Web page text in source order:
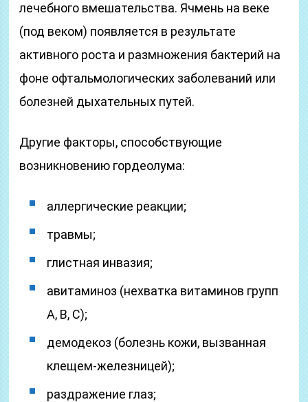
лечебного вмешательства. Ячмень на веке
(под веком) появляется в результате
активного роста и размножения бактерий на
фоне офтальмологических заболеваний или
болезней дыхательных путей.
Другие факторы, способствующие
возникновению гордеолума:
аллергические реакции;
травмы;
глистная инвазия;
авитаминоз (нехватка витаминов групп
A, B, C);
демодекоз (болезнь кожи, вызванная
клещем-железницей);
раздражение глаз;